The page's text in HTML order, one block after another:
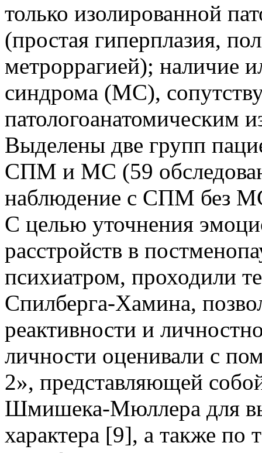
только изолированной
(простая гиперплазия,
метроррагией); наличие
синдрома (МС),
патологоанатомическим
Выделены две групп
СПМ и МС (59
наблюдение с СПМ без
С целью уточнения
расстройств в
психиатром, проходили
Спилберга-Хамина,
реактивности и
личности оценивали с
2», представляющей
Шмишека-Мюллера для
характера [9], а также